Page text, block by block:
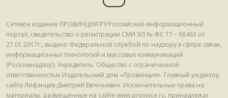
Сетевое издание ПРОВИНЦИЯ.РУ Российский информационный
портал, свидетельство о регистрации СМИ ЭЛ № ФС 77 – 68463 от
27.01.2017г., выдано Федеральной службой по надзору в сфере связи,
информационных технологий и массовых коммуникаций
(Роскомнадзор). Учредитель: Общество с ограниченной
ответственностью Издательский дом «Провинция». Главный редактор
сайта Лифанцев Дмитрий Евгеньевич. Исключительные права на
материалы, размещенные на сайте www.province.ru, принадлежат